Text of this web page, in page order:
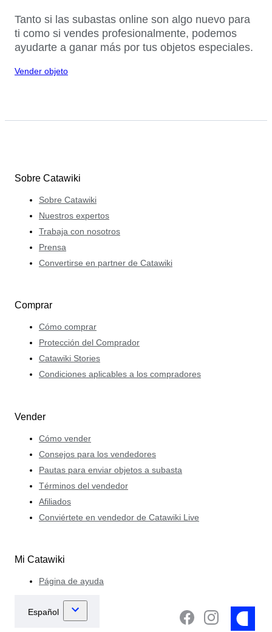
Tanto si las subastas online son algo nuevo para
ti como si vendes profesionalmente, podemos
ayudarte a ganar más por tus objetos especiales.
Vender objeto
Sobre Catawiki
Sobre Catawiki
Nuestros expertos
Trabaja con nosotros
Prensa
Convertirse en partner de Catawiki
Comprar
Cómo comprar
Protección del Comprador
Catawiki Stories
Condiciones aplicables a los compradores
Vender
Cómo vender
Consejos para los vendedores
Pautas para enviar objetos a subasta
Términos del vendedor
Afiliados
Conviértete en vendedor de Catawiki Live
Mi Catawiki
Página de ayuda